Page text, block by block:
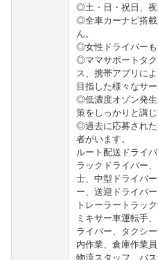
◎土・日・祝日、夜
◎全車カーナビ搭
ん。
◎女性ドライバーも
◎ママサポートタ
ス、携帯アプリに
目指した様々なサ
◎低濃度オゾン発
策をしっかりと講じ
◎過去に応募され
者がいます。
ルート配送ドライ
ラックドライバー
士、中型ドライバ
ー、送迎ドライバ
トレーラートラッ
ミキサー車運転手
ライバー、タクシ
内作業、倉庫作業員
物流スタッフ、バ